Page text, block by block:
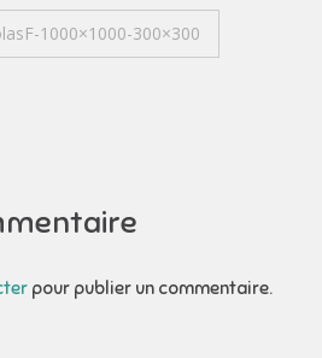
1000×1000-300×300
pour publier un commentaire.